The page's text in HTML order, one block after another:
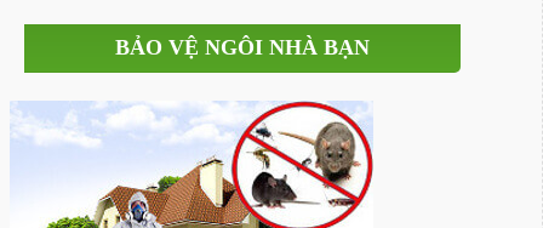
BẢO VỆ NGÔI NHÀ BẠN